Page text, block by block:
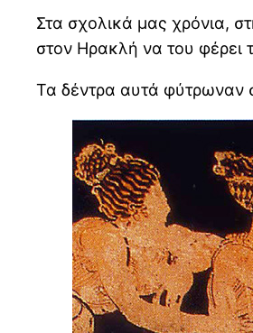
Στα σχολικά μας χρόνια,
στον Ηρακλή να του φέρει
Τα δέντρα αυτά φύτρωναν